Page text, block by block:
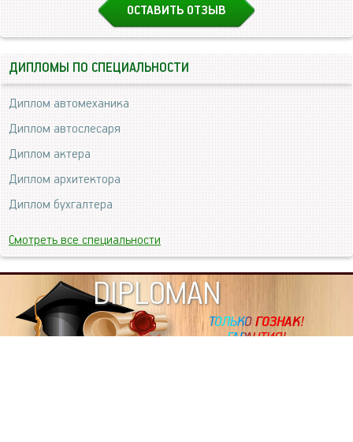
ОСТАВИТЬ ОТЗЫВ
ДИПЛОМЫ ПО СПЕЦИАЛЬНОСТИ
Диплом автомеханика
Диплом автослесаря
Диплом актера
Диплом архитектора
Диплом бухгалтера
Смотреть все специальности
DIPLOMAN